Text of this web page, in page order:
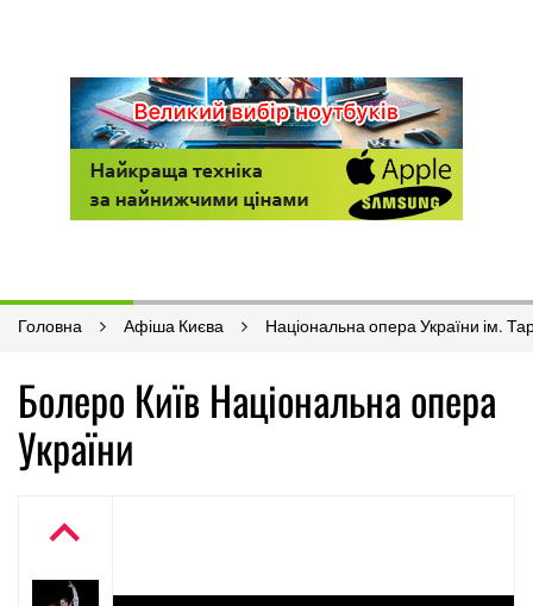
Головна Афіша Києва Національна опера України ім.
Болеро Київ Національна опера
України